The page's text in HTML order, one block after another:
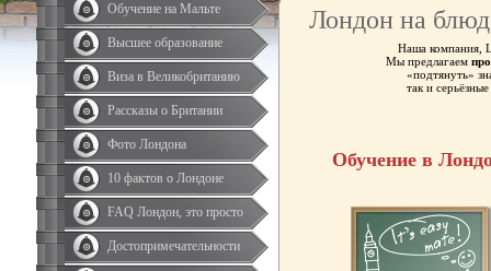
Обучение на Мальте
Высшее образование
Виза в Великобританию
Рассказы о Британии
Фото Лондона
10 фактов о Лондоне
FAQ Лондон, это просто
Достопримечательности
Лондон на
Наша компания,
Мы предлагаем
«подтянуть»
так и
Обучение в